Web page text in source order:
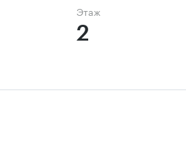
Этаж
2